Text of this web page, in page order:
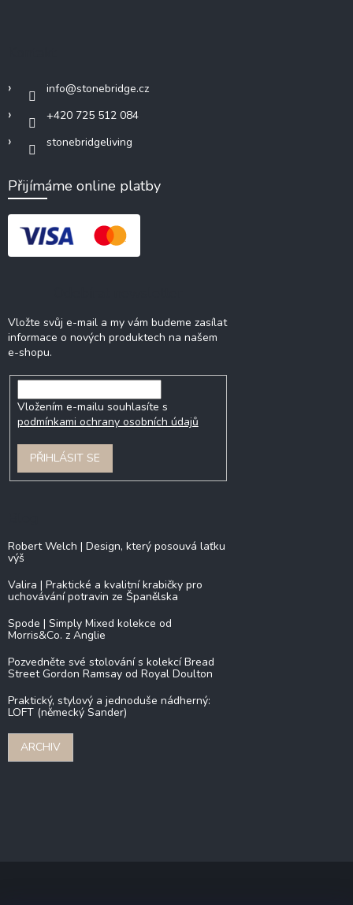
info@stonebridge.cz
+420 725 512 084
stonebridgeliving
Přijímáme online platby
Vložte svůj e-mail a my vám budeme zasílat
informace o nových produktech na našem
e-shopu.
Vložením e-mailu souhlasíte s
podmínkami ochrany osobních údajů
PŘIHLÁSIT SE
Robert Welch | Design, který posouvá laťku
výš
Valira | Praktické a kvalitní krabičky pro
uchovávání potravin ze Španělska
Spode | Simply Mixed kolekce od
Morris&Co. z Anglie
Pozvedněte své stolování s kolekcí Bread
Street Gordon Ramsay od Royal Doulton
Praktický, stylový a jednoduše nádherný:
LOFT (německý Sander)
ARCHIV